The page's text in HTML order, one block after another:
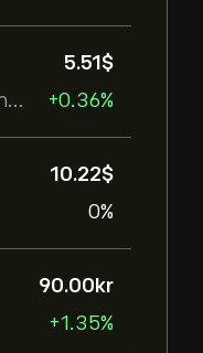
Hotel101 Global Holdings Corp
5.51‎$‎
+0.36%
10.22‎$‎
0%
90.00‎kr‎
+1.35%